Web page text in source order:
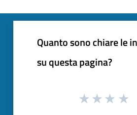
Quanto sono chiare le
su questa pagina?